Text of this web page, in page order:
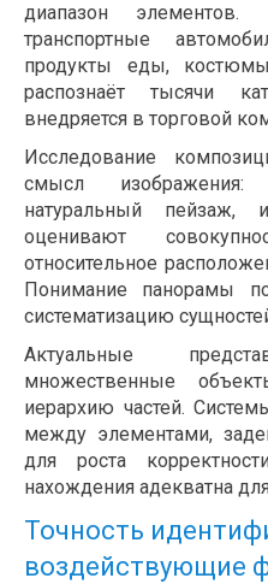
диапазон элементов.
транспортные
продукты еды,
распознаёт тысячи
внедряется в торговой
Исследование
смысл изображения:
натуральный пейзаж,
оценивают
относительное
Понимание панорамы
систематизацию
Актуальные
множественные
иерархию частей.
между элементами,
для роста
нахождения адекватна
Точность
воздействующие